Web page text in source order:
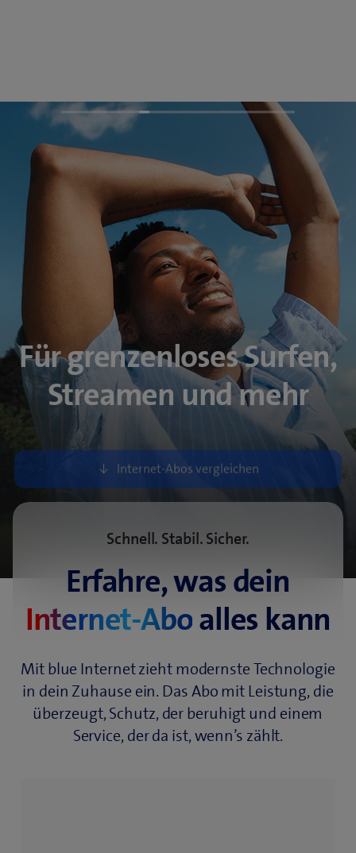
Für grenzenloses Surfen,
Streamen und mehr
Schnell. Stabil. Sicher.
Erfahre, was dein
Internet-Aboalles kann
Mit blue Internet zieht modernste Technologie
in dein Zuhause ein. Das Abo mit Leistung, die
überzeugt, Schutz, der beruhigt und einem
Service, der da ist, wenn’s zählt.